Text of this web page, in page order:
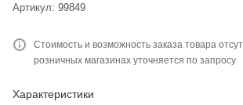
Артикул: 99849
Стоимость и возможность заказа товара
розничных магазинах уточняется по запросу
Характеристики